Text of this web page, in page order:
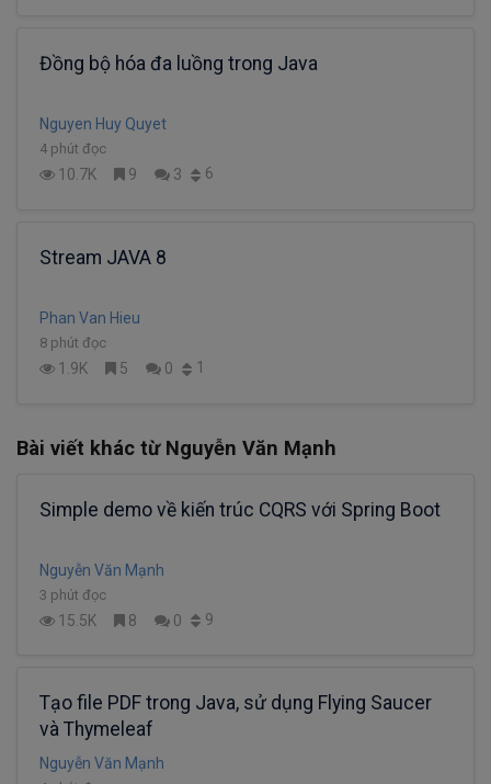
Đồng bộ hóa đa luồng trong Java
Nguyen Huy Quyet
4 phút đọc
10.7K 9 3 6
Stream JAVA 8
Phan Van Hieu
8 phút đọc
1.9K 5 0 1
Bài viết khác từ Nguyễn Văn Mạnh
Simple demo về kiến trúc CQRS với Spring Boot
Nguyễn Văn Mạnh
3 phút đọc
15.5K 8 0 9
Tạo file PDF trong Java, sử dụng Flying Saucer
và Thymeleaf
Nguyễn Văn Mạnh